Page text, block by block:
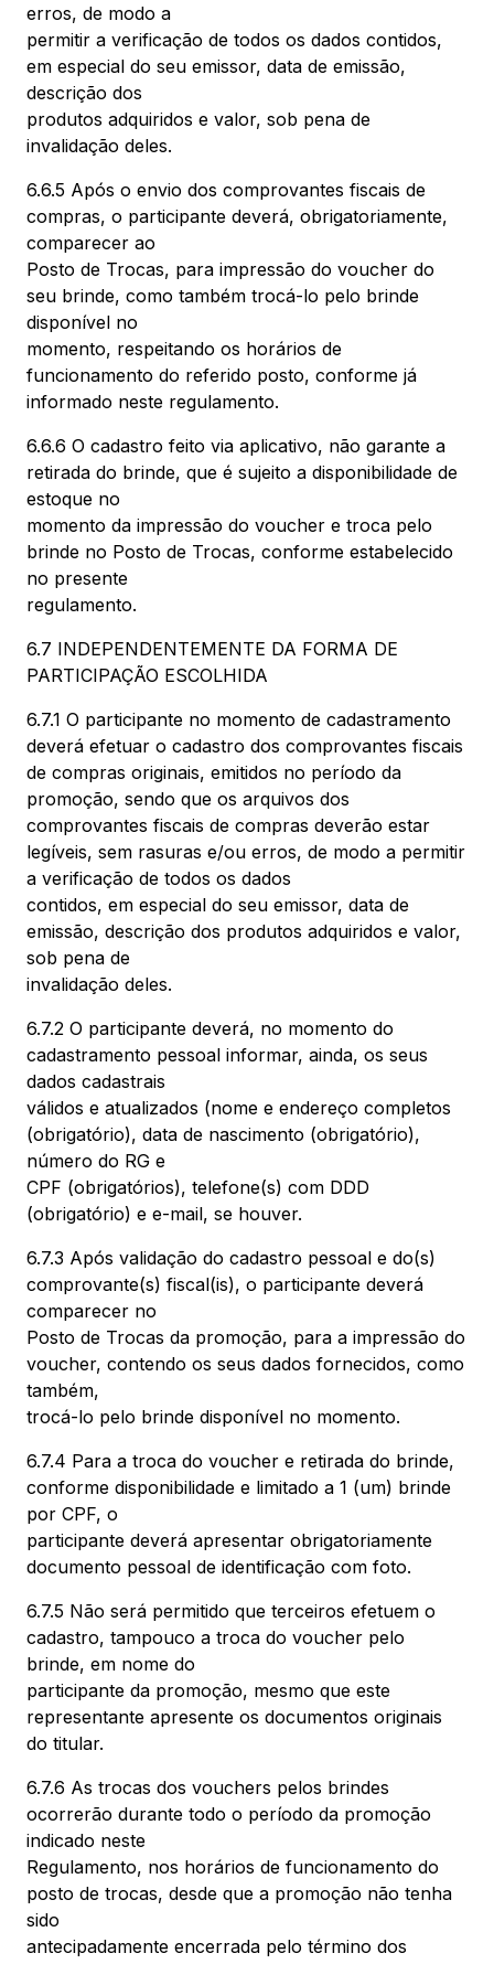
erros, de modo a
permitir a verificação de todos os dados contidos,
em especial do seu emissor, data de emissão,
descrição dos
produtos adquiridos e valor, sob pena de
invalidação deles.
6.6.5 Após o envio dos comprovantes fiscais de
compras, o participante deverá, obrigatoriamente,
comparecer ao
Posto de Trocas, para impressão do voucher do
seu brinde, como também trocá-lo pelo brinde
disponível no
momento, respeitando os horários de
funcionamento do referido posto, conforme já
informado neste regulamento.
6.6.6 O cadastro feito via aplicativo, não garante a
retirada do brinde, que é sujeito a disponibilidade de
estoque no
momento da impressão do voucher e troca pelo
brinde no Posto de Trocas, conforme estabelecido
no presente
regulamento.
6.7 INDEPENDENTEMENTE DA FORMA DE
PARTICIPAÇÃO ESCOLHIDA
6.7.1 O participante no momento de cadastramento
deverá efetuar o cadastro dos comprovantes fiscais
de compras originais, emitidos no período da
promoção, sendo que os arquivos dos
comprovantes fiscais de compras deverão estar
legíveis, sem rasuras e/ou erros, de modo a permitir
a verificação de todos os dados
contidos, em especial do seu emissor, data de
emissão, descrição dos produtos adquiridos e valor,
sob pena de
invalidação deles.
6.7.2 O participante deverá, no momento do
cadastramento pessoal informar, ainda, os seus
dados cadastrais
válidos e atualizados (nome e endereço completos
(obrigatório), data de nascimento (obrigatório),
número do RG e
CPF (obrigatórios), telefone(s) com DDD
(obrigatório) e e-mail, se houver.
6.7.3 Após validação do cadastro pessoal e do(s)
comprovante(s) fiscal(is), o participante deverá
comparecer no
Posto de Trocas da promoção, para a impressão do
voucher, contendo os seus dados fornecidos, como
também,
trocá-lo pelo brinde disponível no momento.
6.7.4 Para a troca do voucher e retirada do brinde,
conforme disponibilidade e limitado a 1 (um) brinde
por CPF, o
participante deverá apresentar obrigatoriamente
documento pessoal de identificação com foto.
6.7.5 Não será permitido que terceiros efetuem o
cadastro, tampouco a troca do voucher pelo
brinde, em nome do
participante da promoção, mesmo que este
representante apresente os documentos originais
do titular.
6.7.6 As trocas dos vouchers pelos brindes
ocorrerão durante todo o período da promoção
indicado neste
Regulamento, nos horários de funcionamento do
posto de trocas, desde que a promoção não tenha
sido
antecipadamente encerrada pelo término dos